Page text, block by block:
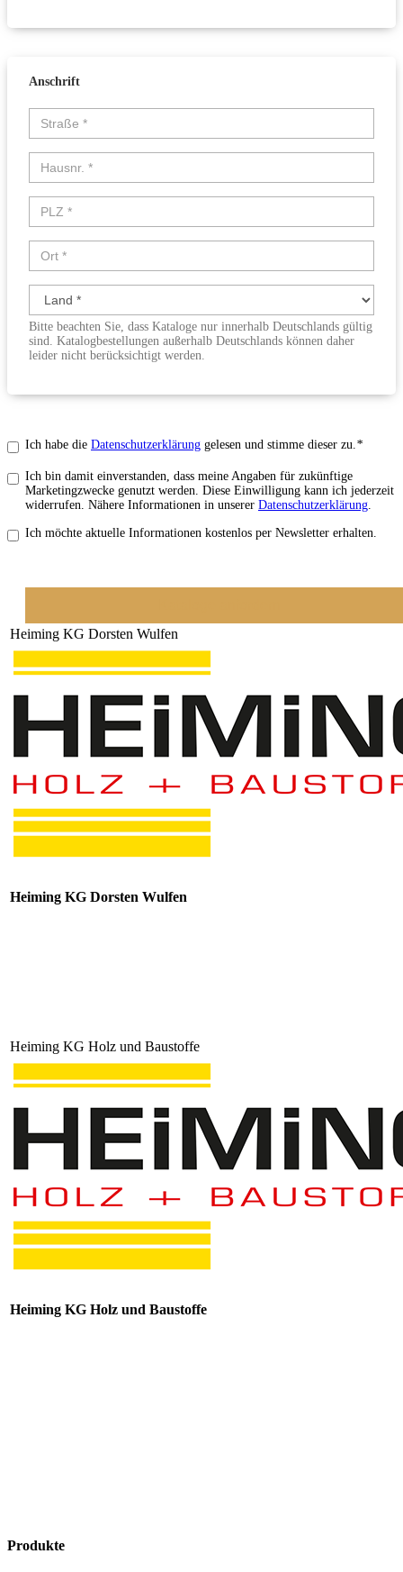
Anschrift
Straße*
Hausnummer*
PLZ*
Ort*
Land*
Bitte beachten Sie, dass Kataloge nur innerhalb Deutschlands gültig
sind. Katalogbestellungen außerhalb Deutschlands können daher
leider nicht berücksichtigt werden.
Ich habe die Datenschutzerklärung gelesen und stimme dieser zu. *
Ich bin damit einverstanden, dass meine Angaben für zukünftige
Marketingzwecke genutzt werden. Diese Einwilligung kann ich jederzeit
widerrufen. Nähere Informationen in unserer Datenschutzerklärung
Ich möchte aktuelle Informationen kostenlos per Newsletter erhalten.
Heiming KG Dorsten Wulfen
Heiming KG Dorsten Wulfen
Heiming KG Holz und Baustoffe
Heiming KG Holz und Baustoffe
Produkte